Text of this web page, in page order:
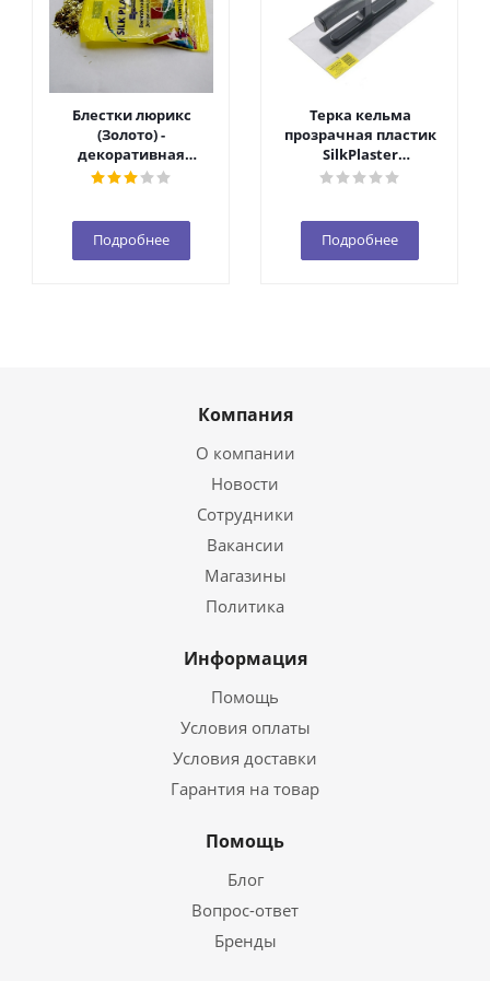
Блестки люрикс
(Золото) -
декоративная
добавка 1уп. (10 гр.)
Подробнее
Терка кельма
прозрачная пластик
SilkPlaster
(140*280*2мм)
Подробнее
Компания
О компании
Новости
Сотрудники
Вакансии
Магазины
Политика
Информация
Помощь
Условия оплаты
Условия доставки
Гарантия на товар
Помощь
Блог
Вопрос-ответ
Бренды